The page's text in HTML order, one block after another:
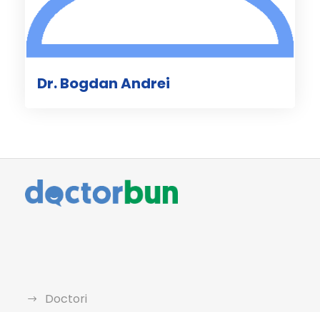
Dr. Bogdan Andrei
Doctori